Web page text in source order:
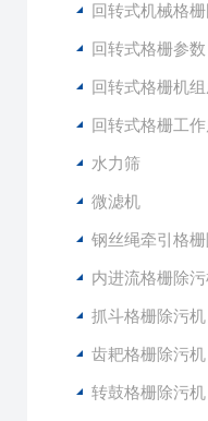
回转式机械格
回转式格栅参数
回转式格栅机
回转式格栅工
水力筛
微滤机
钢丝绳牵引格
内进流格栅除
抓斗格栅除污机
齿耙格栅除污机
转鼓格栅除污机